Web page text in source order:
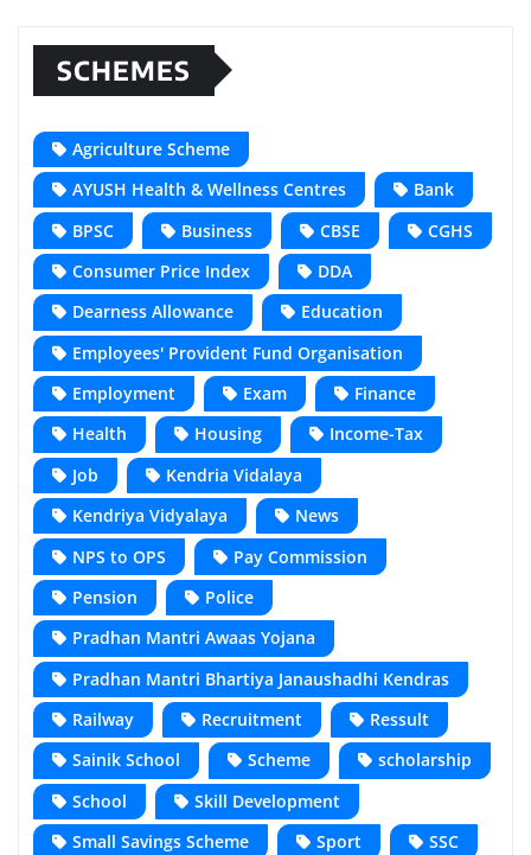
SCHEMES
Agriculture Scheme
AYUSH Health & Wellness Centres
Bank
BPSC
Business CBSE
CGHS
Consumer Price Index
DDA
Dearness Allowance
Education
Employees' Provident Fund Organisation
Employment
Exam
Finance
Health
Housing
Income-Tax
Job
Kendria Vidalaya
Kendriya Vidyalaya
News
NPS to OPS
Pay Commission
Pension
Police
Pradhan Mantri Awaas Yojana
Pradhan Mantri Bhartiya Janaushadhi Kendras
Railway
Recruitment
Ressult
Sainik School
Scheme
scholarship
School
Skill Development
Small Savings Scheme
Sport SSC